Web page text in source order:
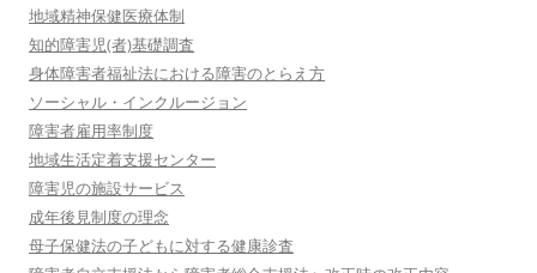
地域精神保健医療体制
知的障害児(者)基礎調査
身体障害者福祉法における障害のとらえ方
ソーシャル・インクルージョン
障害者雇用率制度
地域生活定着支援センター
障害児の施設サービス
成年後見制度の理念
母子保健法の子どもに対する健康診査